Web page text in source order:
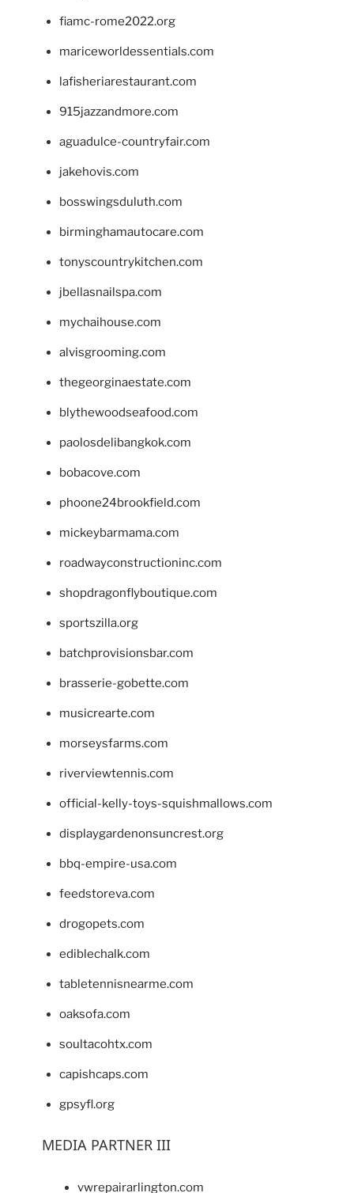
fiamc-rome2022.org
mariceworldessentials.com
lafisheriarestaurant.com
915jazzandmore.com
aguadulce-countryfair.com
jakehovis.com
bosswingsduluth.com
birminghamautocare.com
tonyscountrykitchen.com
jbellasnailspa.com
mychaihouse.com
alvisgrooming.com
thegeorginaestate.com
blythewoodseafood.com
paolosdelibangkok.com
bobacove.com
phoone24brookfield.com
mickeybarmama.com
roadwayconstructioninc.com
shopdragonflyboutique.com
sportszilla.org
batchprovisionsbar.com
brasserie-gobette.com
musicrearte.com
morseysfarms.com
riverviewtennis.com
official-kelly-toys-squishmallows.com
displaygardenonsuncrest.org
bbq-empire-usa.com
feedstoreva.com
drogopets.com
ediblechalk.com
tabletennisnearme.com
oaksofa.com
soultacohtx.com
capishcaps.com
gpsyfl.org
MEDIA PARTNER III
vwrepairarlington.com